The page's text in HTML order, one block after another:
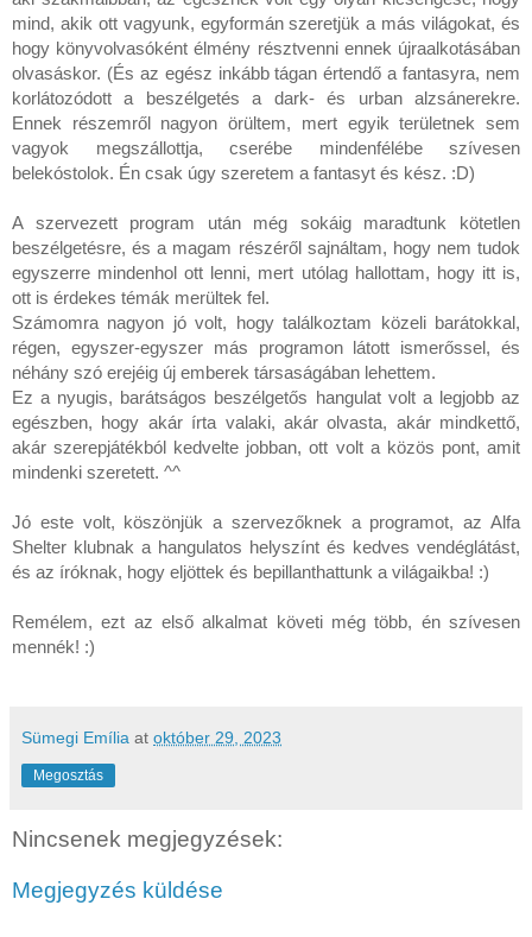
mind, akik ott vagyunk, egyformán szeretjük a más világokat, és
hogy könyvolvasóként élmény résztvenni ennek újraalkotásában
olvasáskor. (És az egész inkább tágan értendő a fantasyra, nem
korlátozódott a beszélgetés a dark- és urban alzsánerekre.
Ennek részemről nagyon örültem, mert egyik területnek sem
vagyok megszállottja, cserébe mindenfélébe szívesen
belekóstolok. Én csak úgy szeretem a fantasyt és kész. :D)
A szervezett program után még sokáig maradtunk kötetlen
beszélgetésre, és a magam részéről sajnáltam, hogy nem tudok
egyszerre mindenhol ott lenni, mert utólag hallottam, hogy itt is,
ott is érdekes témák merültek fel.
Számomra nagyon jó volt, hogy találkoztam közeli barátokkal,
régen, egyszer-egyszer más programon látott ismerőssel, és
néhány szó erejéig új emberek társaságában lehettem.
Ez a nyugis, barátságos beszélgetős hangulat volt a legjobb az
egészben, hogy akár írta valaki, akár olvasta, akár mindkettő,
akár szerepjátékból kedvelte jobban, ott volt a közös pont, amit
mindenki szeretett. ^^
Jó este volt, köszönjük a szervezőknek a programot, az Alfa
Shelter klubnak a hangulatos helyszínt és kedves vendéglátást,
és az íróknak, hogy eljöttek és bepillanthattunk a világaikba! :)
Remélem, ezt az első alkalmat követi még több, én szívesen
mennék! :)
Sümegi Emília at október 29, 2023
Megosztás
Nincsenek megjegyzések:
Megjegyzés küldése